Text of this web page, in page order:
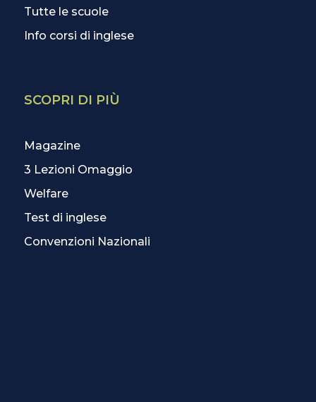
Tutte le scuole
Info corsi di inglese
SCOPRI DI PIÙ
Magazine
3 Lezioni Omaggio
Welfare
Test di inglese
Convenzioni Nazionali